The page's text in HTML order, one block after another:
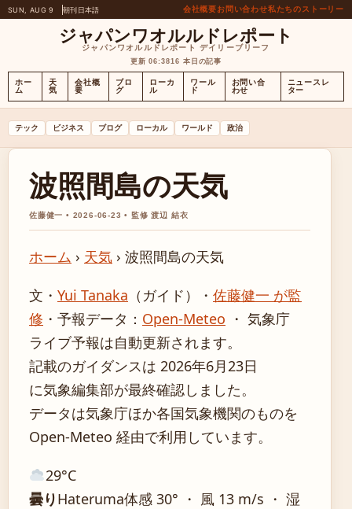
SUN, AUG 9 朝刊日本語 会社概要お問い合わせ私たちのストーリー
ジャパンワオルルドレポート
ジャパンワオルルドレポート デイリーブリーフ
更新 06:3816 本日の記事
ホー
ム
天
気
会社概
要
ブロ
グ
ローカ
ル
ワール
ド
お問い合
わせ
ニュースレ
ター
テック ビジネス ブログ ローカル ワールド 政治
波照間島の天気
佐藤健一 • 2026-06-23 • 監修 渡辺 結衣
ホーム › 天気 › 波照間島の天気
文・ Yui Tanaka （ガイド） ・ 佐藤健一 が監
修 ・ 予報データ： Open-Meteo ・ 気象庁
ライブ予報は自動更新されます。
記載のガイダンスは 2026年6月23日
に気象編集部が最終確認しました。
データは気象庁ほか各国気象機関のものを
Open-Meteo 経由で利用しています。
29°C
曇りHateruma体感 30° ・ 風 13 m/s ・ 湿